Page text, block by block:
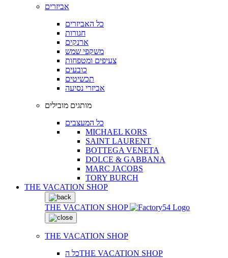
אביזרים
כל האביזרים
חגורות
ארנקים
משקפי שמש
צעיפים ומטפחות
כובעים
תכשיטים
אביזרי נסיעה
מותגים מובילים
כל המעצבים
MICHAEL KORS
SAINT LAURENT
BOTTEGA VENETA
DOLCE & GABBANA
MARC JACOBS
TORY BURCH
THE VACATION SHOP
THE VACATION SHOP
THE VACATION SHOP
כל הTHE VACATION SHOP